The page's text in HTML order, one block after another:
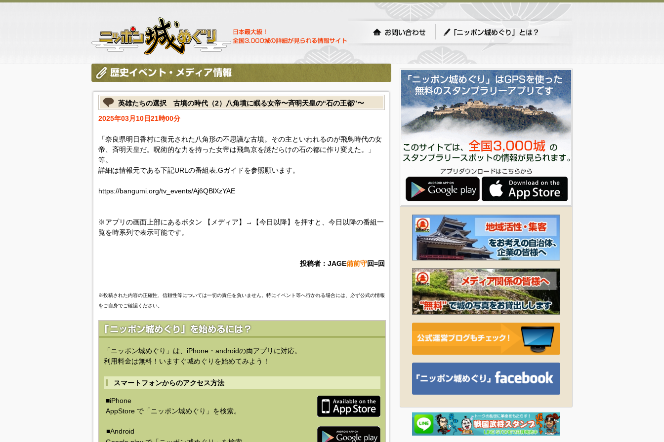
英雄たちの選択 古墳の時代（2）八角墳に眠る女帝〜斉明天皇の“石の王都”〜
2025年03月10日21時00分
「奈良県明日香村に復元された八角形の不思議な古墳。その主といわれるのが飛鳥時代の女
帝、斉明天皇だ。呪術的な力を持った女帝は飛鳥京を謎だらけの石の都に作り変えた。」
等。
詳細は情報元である下記URLの番組表.Gガイドを参照願います。
https://bangumi.org/tv_events/Aj6QBlXzYAE
※アプリの画面上部にあるボタン 【メディア】→【今日以降】を押すと、今日以降の番組一
覧を時系列で表示可能です。
投稿者：JAGE備前守回=回
※投稿された内容の正確性、信頼性等については一切の責任を負いません。特にイベント等へ行かれる場合には、必ず公式の情報
をご自身でご確認ください。
「ニッポン城めぐり」は、iPhone・androidの両アプリに対応。
利用料金は無料！いますぐ城めぐりを始めてみよう！
スマートフォンからのアクセス方法
■iPhone
AppStore で「ニッポン城めぐり」を検索。
■Android